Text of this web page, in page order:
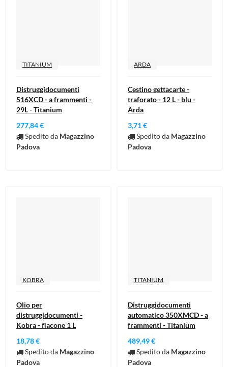
TITANIUM
Distruggidocumenti
516XCD - a frammenti -
29L - Titanium
277,84 €
Spedito da Magazzino
Padova
ARDA
Cestino gettacarte -
traforato - 12 L - blu -
Arda
3,71 €
Spedito da Magazzino
Padova
KOBRA
Olio per
distruggidocumenti -
Kobra - flacone 1 L
18,78 €
Spedito da Magazzino
Padova
TITANIUM
Distruggidocumenti
automatico 350XMCD - a
frammenti - Titanium
489,49 €
Spedito da Magazzino
Padova